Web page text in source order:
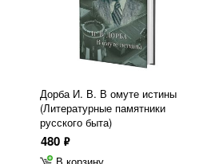
Дорба И. В. В омуте истины
(Литературные памятники
русского быта)
480 ф